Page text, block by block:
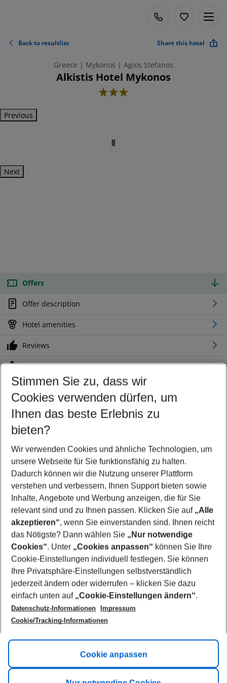
Back to resultlist Share this hotel
Greece | Mykonos | Agios Stefanos
Alkistis Hotel Mykonos
3
Previous
Next
Offers
Offer description
Hotel amenities
Reviews
Location
Customize your offer
Find the perfect deal which suits your best
Your departure airport
Any airport
Select your date range
11/08/26–09/08/27 5-8 nights
Who will travel
2 adults No children
Show more filter
Footer
Footer navigation
Title A
Link A
Stimmen Sie zu, dass wir
Cookies verwenden dürfen, um
Ihnen das beste Erlebnis zu
bieten?
Wir verwenden Cookies und ähnliche Technologien, um
unsere Webseite für Sie funktionsfähig zu halten.
Dadurch können wir die Nutzung unserer Plattform
verstehen und verbessern, Ihnen Support bieten sowie
Inhalte, Angebote und Werbung anzeigen, die für Sie
relevant sind und zu Ihnen passen. Klicken Sie auf „Alle
akzeptieren“, wenn Sie einverstanden sind. Ihnen reicht
das Nötigste? Dann wählen Sie „Nur notwendige
Cookies“. Unter „Cookies anpassen“ können Sie Ihre
Cookie-Einstellungen individuell festlegen. Sie können
Ihre Privatsphäre-Einstellungen selbstverständlich
jederzeit ändern oder widerrufen – klicken Sie dazu
einfach unten auf „Cookie-Einstellungen ändern“.
Datenschutz-Informationen
Impressum
Cookie/Tracking-Informationen
Cookie anpassen